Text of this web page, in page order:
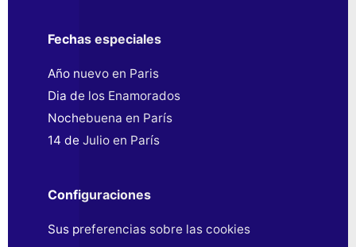
Fechas especiales
Año nuevo en Paris
Dia de los Enamorados
Nochebuena en París
14 de Julio en París
Configuraciones
Sus preferencias sobre las cookies